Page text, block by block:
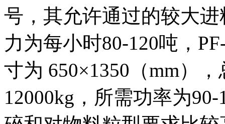
号，其允许通过的较大
力为每小时80-120吨，
寸为 650×1350（mm）
12000kg，所需功率为